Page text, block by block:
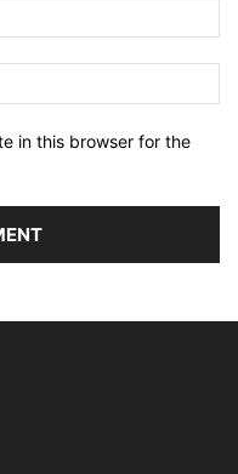
in this browser for the